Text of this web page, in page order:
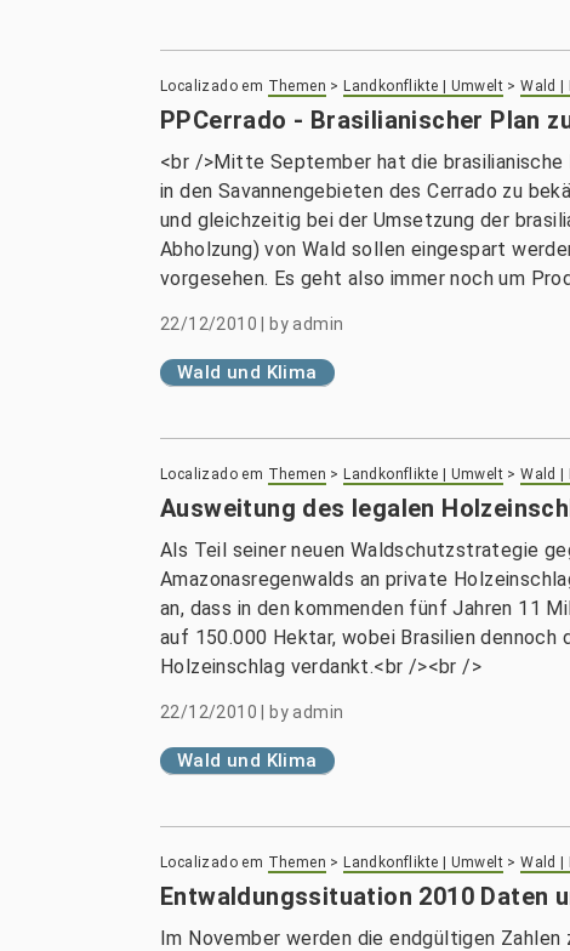
Localizado em Themen > Landkonflikte | Umwelt >Wald |
PPCerrado - Brasilianischer Plan
<br />Mitte September hat die brasilianische
in den Savannengebieten des Cerrado zu
und gleichzeitig bei der Umsetzung der
Abholzung) von Wald sollen eingespart
vorgesehen. Es geht also immer noch um
22/12/2010 byadmin
Wald und Klima
Localizado em Themen > Landkonflikte | Umwelt >Wald |
Ausweitung des legalen
Als Teil seiner neuen Waldschutzstrategie
Amazonasregenwalds an private
an, dass in den kommenden fünf Jahren 11
auf 150.000 Hektar, wobei Brasilien
Holzeinschlag verdankt.<br /><br />
22/12/2010 byadmin
Wald und Klima
Localizado em Themen > Landkonflikte | Umwelt >Wald |
Entwaldungssituation 2010 Daten
Im November werden die endgültigen